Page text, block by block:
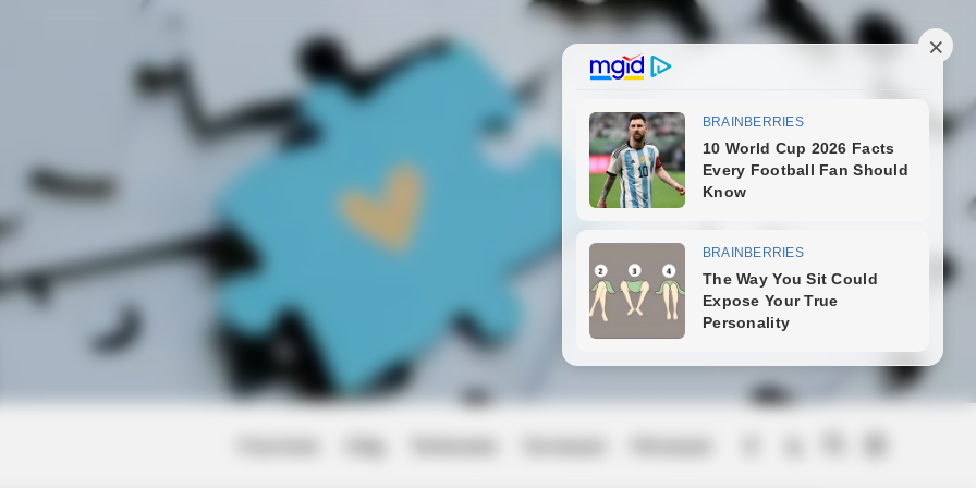
They Take This Page
GLYCOGEN SUPPORT
Eat This Daily To Keep Sugar Below 100